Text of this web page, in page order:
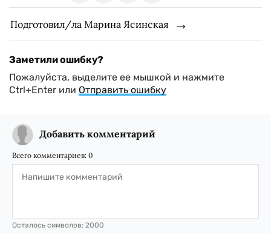
Подготовил/ла Марина Ясинская
Заметили ошибку?
Пожалуйста, выделите ее мышкой и нажмите
Ctrl+Enter или Отправить ошибку
Добавить комментарий
Всего комментариев: 0
Осталось символов: 2000